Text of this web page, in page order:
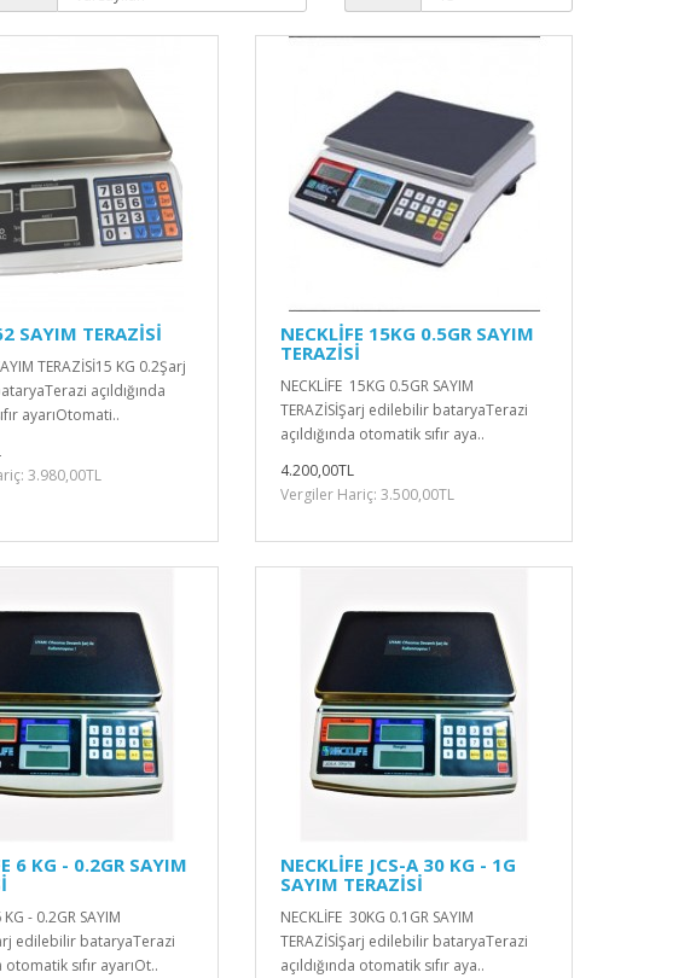
SAYIM TERAZİSİ
TERAZİSİ15 KG 0.2Şarj
açıldığında
ayarıOtomati..
3.980,00TL
NECKLİFE 15KG 0.5GR SAYIM
TERAZİSİ
NECKLİFE 15KG 0.5GR SAYIM
TERAZİSİŞarj edilebilir bataryaTerazi
açıldığında otomatik sıfır aya..
4.200,00TL
Vergiler Hariç: 3.500,00TL
6 KG - 0.2GR SAYIM
KG - 0.2GR SAYIM
edilebilir bataryaTerazi
otomatik sıfır ayarıOt..
NECKLİFE JCS-A 30 KG - 1G
SAYIM TERAZİSİ
NECKLİFE 30KG 0.1GR SAYIM
TERAZİSİŞarj edilebilir bataryaTerazi
açıldığında otomatik sıfır aya..